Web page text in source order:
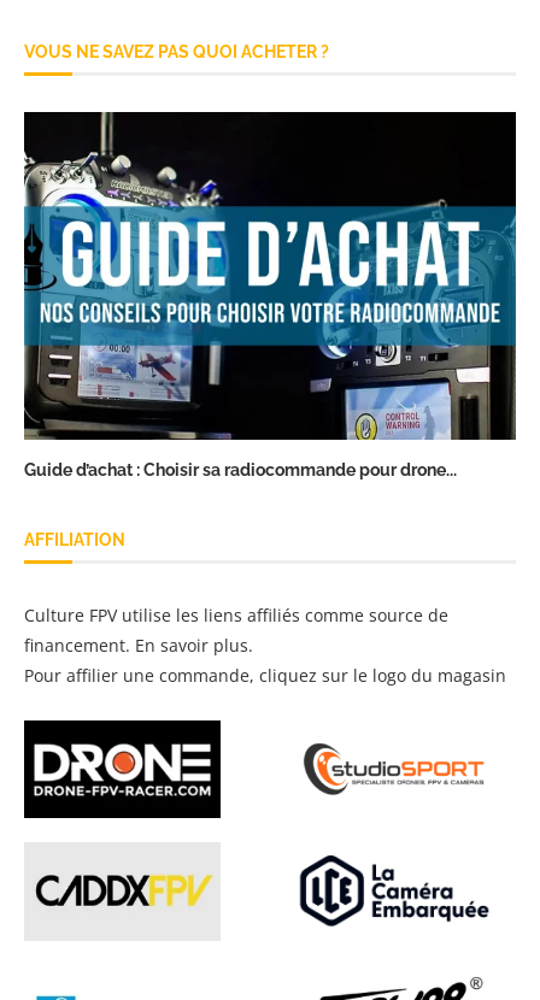
VOUS NE SAVEZ PAS QUOI ACHETER ?
Guide d’achat : Choisir sa radiocommande pour drone...
AFFILIATION
Culture FPV utilise les liens affiliés comme source de
financement. En savoir plus.
Pour affilier une commande, cliquez sur le logo du magasin